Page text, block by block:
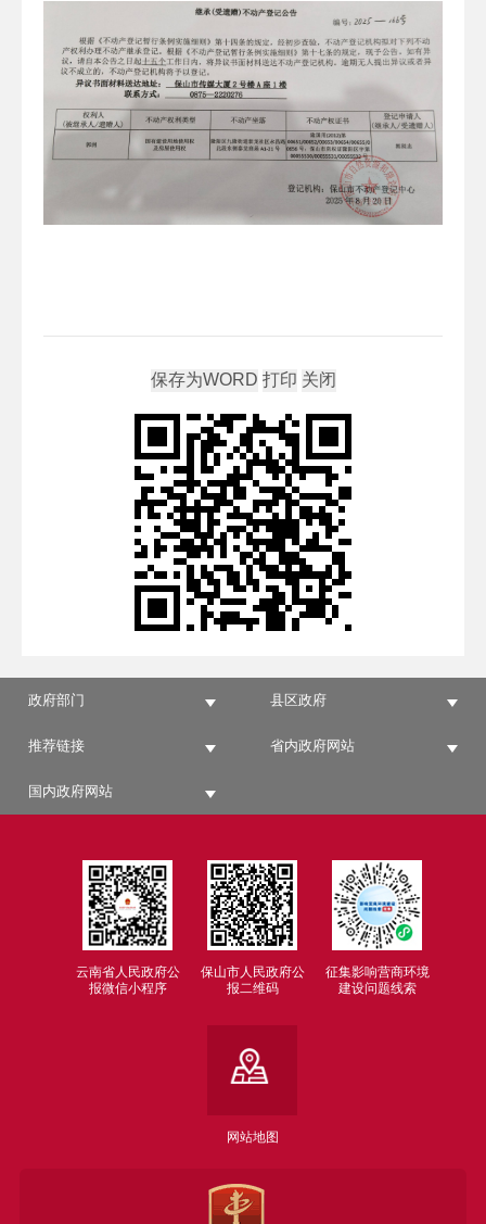
政府部门 县区政府
推荐链接 省内政府网站
国内政府网站
云南省人民政府公
报微信小程序
保山市人民政府公
报二维码
征集影响营商环境
建设问题线索
网站地图